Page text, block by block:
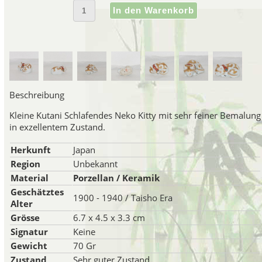
Japanisches
Japanisches Porzellan der
Satsuma-Region
gleichbedeutend mit
Porzellan
Ende des 19. Jahrhunderts
Manufakturen in der
Handwerkern
Satsuma-Porzellan aus
erschöpfenden" Qualität
Beginn des 20.
dekorierten
Da viele von ihnen für den
Beschreibung
Kleine Kutani Schlafendes Neko Kitty mit sehr feiner Bemalung
in exzellentem Zustand.
Herkunft
Japan
Region
Unbekannt
Material
Porzellan / Keramik
Geschätztes
Alter
1900 - 1940 / Taisho Era
Grösse
6.7 x 4.5 x 3.3 cm
Signatur
Keine
Gewicht
70 Gr
Zustand
Sehr guter Zustand